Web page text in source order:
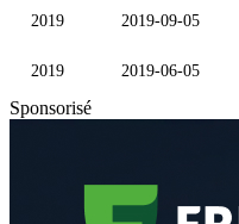
2019 2019-09-05
2019 2019-06-05
Sponsorisé